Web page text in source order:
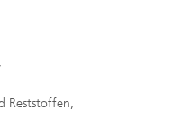
Reststoffen,